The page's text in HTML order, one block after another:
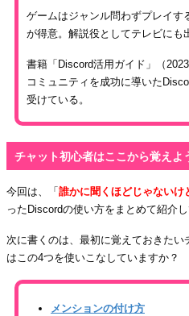
ゲームはジャンル問わずプレイす
が得意。解説役としてテレビにも
書籍「Discord活用ガイド」（
コミュニティを成功に導いた
受けている。
チャット初心者はここから覚えよ
今回は、「 誰かに聞くほどじゃないけ
ったDiscordの使い方をまとめて紹介し
次に書くのは、最初に覚えておきた
はこの4つを使いこなしていますか？
メンションの付け方